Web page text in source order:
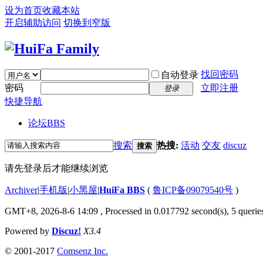
设为首页收藏本站
开启辅助访问 切换到窄版
自动登录 找回密码
密码
登录
立即注册
快捷导航
论坛BBS
搜索 搜索 热搜: 活动 交友 discuz
请先登录后才能继续浏览
Archiver|手机版|小黑屋|HuiFa BBS ( 鲁ICP备09079540号 )
GMT+8, 2026-8-6 14:09 , Processed in 0.017792 second(s), 5
Powered by Discuz! X3.4
© 2001-2017 Comsenz Inc.